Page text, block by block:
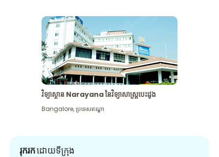
វិទ្យាស្ថាន Narayana នៃវិទ្យាសាស្រ្តបេះដូង
Bangalore,ប្រទេសឥណ្ឌា
រុករកដោយទីក្រុង